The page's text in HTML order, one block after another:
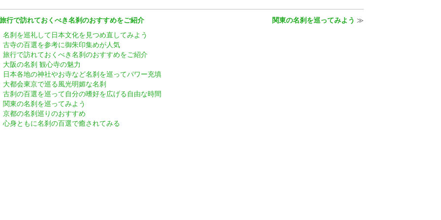
行で訪れておくべき名刹のおすすめをご紹介 関東の名刹を巡ってみよう ≫
名刹を巡礼して日本文化を見つめ直してみよう
古寺の百選を参考に御朱印集めが人気
旅行で訪れておくべき名刹のおすすめをご紹介
大阪の名刹 観心寺の魅力
日本各地の神社やお寺など名刹を巡ってパワー充填
大都会東京で巡る風光明媚な名刹
古刹の百選を巡って自分の嗜好を広げる自由な時間
関東の名刹を巡ってみよう
京都の名刹巡りのおすすめ
心身ともに名刹の百選で癒されてみる